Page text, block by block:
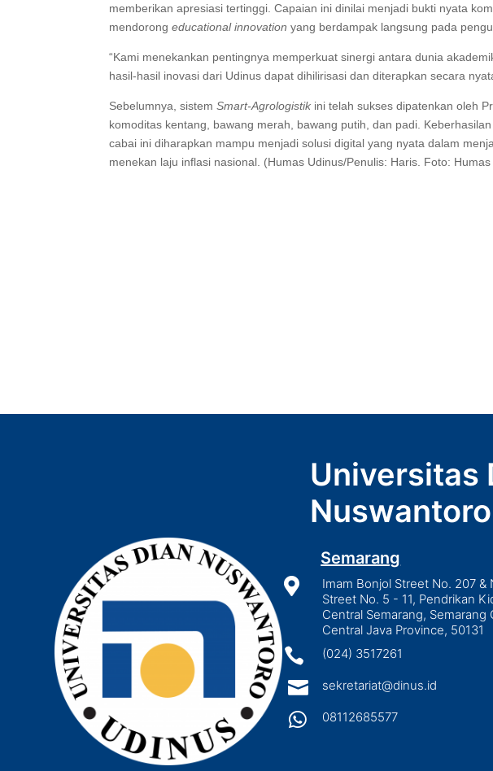
memberikan apresiasi tertinggi. Capaian ini dinilai menjadi bukti nyata
mendorongeducational innovation yang berdampak langsung pada
“Kami menekankan pentingnya memperkuat sinergi antara dunia
hasil-hasil inovasi dari Udinus dapat dihilirisasi dan diterapkan secara
Sebelumnya, sistemSmart-Agrologistik ini telah sukses dipatenkan oleh
komoditas kentang, bawang merah, bawang putih, dan padi.
cabai ini diharapkan mampu menjadi solusi digital yang nyata dalam
menekan laju inflasi nasional. (Humas Udinus/Penulis: Haris. Foto: Humas
Universitas
Nuswantoro
Semarang

Imam Bonjol Street No. 207 &
Street No. 5 - 11, Pendrikan
Central Semarang, Semarang
Central Java Province, 50131
 (024) 3517261
 sekretariat@dinus.id
 08112685577